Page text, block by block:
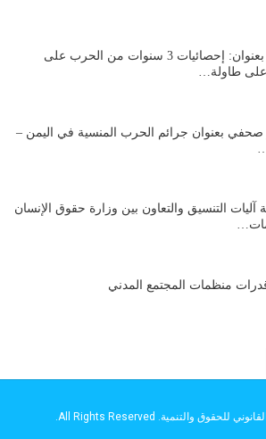
فعالية بعنوان: إحصائيات 3 سنوات من الحرب على
على طاولة…
صحفي بعنوان جرائم الحرب المنسية في اليمن –
آليات التنسيق والتعاون بين وزارة حقوق الإنسان
منظمات المجتمع المدني